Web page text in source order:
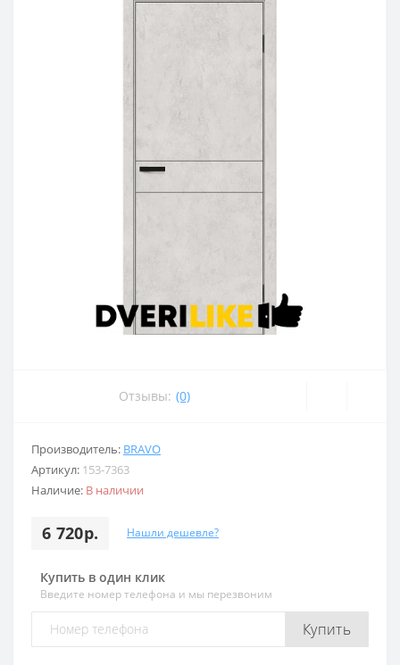
Отзывы: (0)
Производитель: BRAVO
Артикул: 153-7363
Наличие: В наличии
6 720р. Нашли дешевле?
Купить в один клик
Введите номер телефона и мы перезвоним
Купить